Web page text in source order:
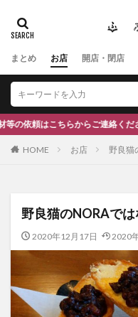
まとめ お店 開店・閉店
らご連絡ください！
HOME お店 野良猫
野良猫のNORAで
2020年12月17日 2020
タグ
#ふくの里 南砺
南砺市、蕎麦
スキー場
#イタリ
ひーちゃん
IOXア